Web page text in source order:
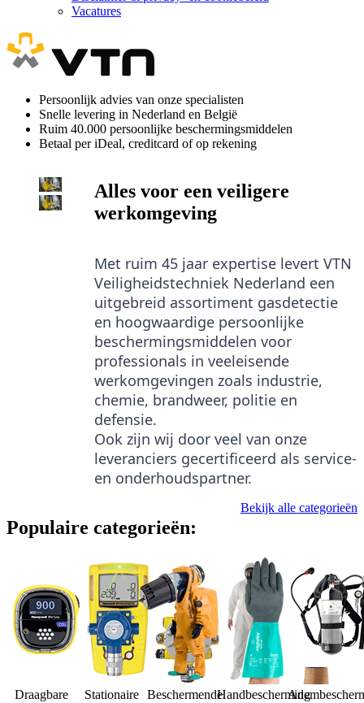
Vacatures
Persoonlijk advies van onze specialisten
Snelle levering in Nederland en België
Ruim 40.000 persoonlijke beschermingsmiddelen
Betaal per iDeal, creditcard of op rekening
Alles voor een veiligere
werkomgeving
Met ruim 45 jaar expertise levert VTN
Veiligheidstechniek Nederland een
uitgebreid assortiment gasdetectie
en hoogwaardige persoonlijke
beschermingsmiddelen voor
professionals in veeleisende
werkomgevingen zoals industrie,
chemie, brandweer, politie en
defensie.
Ook zijn wij door veel van onze
leveranciers gecertificeerd als service-
en onderhoudspartner.
Populaire categorieën:
Bekijk alle categorieën
Draagbare
Stationaire BeschermendeHandbescherming